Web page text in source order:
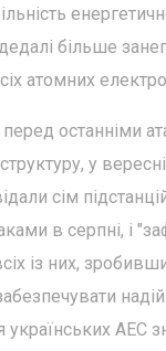
більше
атомних
останніми
у
сім
в серпні, і
із них,
українських АЕС